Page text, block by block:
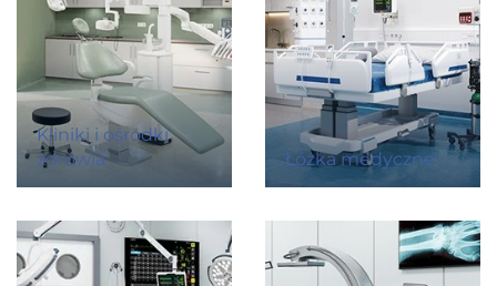
Kliniki i ośrodki
zdrowia
Łóżka medyczne